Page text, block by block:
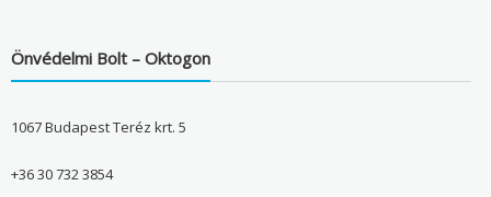
Önvédelmi Bolt – Oktogon
1067 Budapest Teréz krt. 5
+36 30 732 3854